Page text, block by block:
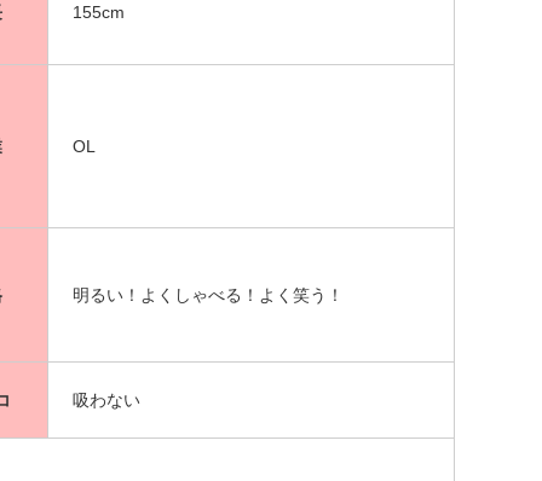
155cm
OL
明るい！よくしゃべる！よく笑う！
吸わない